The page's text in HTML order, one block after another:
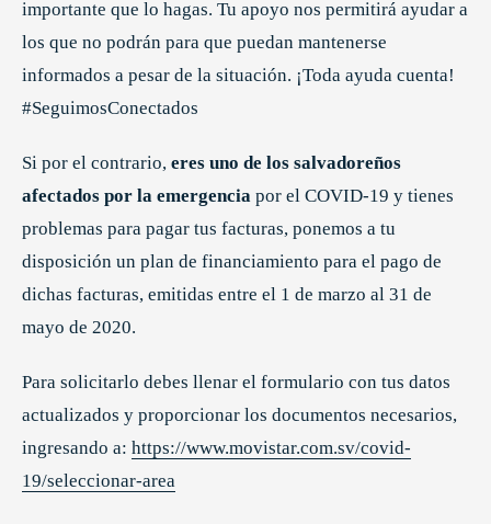
importante que lo hagas. Tu apoyo nos permitirá ayudar a
los que no podrán para que puedan mantenerse
informados a pesar de la situación. ¡Toda ayuda cuenta!
#SeguimosConectados
Si por el contrario, eres uno de los salvadoreños
afectados por la emergencia por el COVID-19 y tienes
problemas para pagar tus facturas, ponemos a tu
disposición un plan de financiamiento para el pago de
dichas facturas, emitidas entre el 1 de marzo al 31 de
mayo de 2020.
Para solicitarlo debes llenar el formulario con tus datos
actualizados y proporcionar los documentos necesarios,
ingresando a: https://www.movistar.com.sv/covid-
19/seleccionar-area